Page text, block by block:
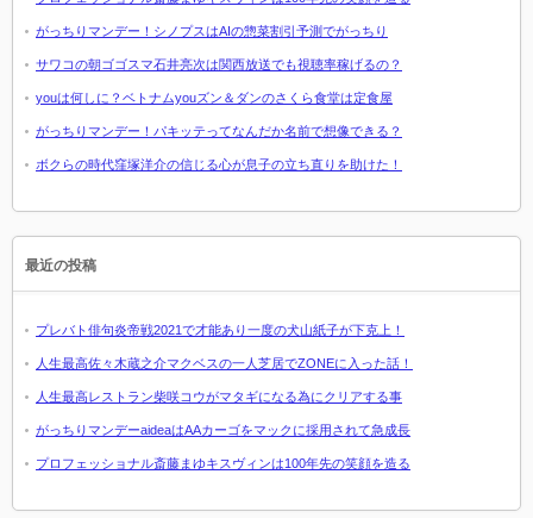
がっちりマンデー！シノプスはAIの惣菜割引予測でがっちり
サワコの朝ゴゴスマ石井亮次は関西放送でも視聴率稼げるの？
youは何しに？ベトナムyouズン＆ダンのさくら食堂は定食屋
がっちりマンデー！パキッテってなんだか名前で想像できる？
ボクらの時代窪塚洋介の信じる心が息子の立ち直りを助けた！
最近の投稿
プレバト俳句炎帝戦2021で才能あり一度の犬山紙子が下克上！
人生最高佐々木蔵之介マクベスの一人芝居でZONEに入った話！
人生最高レストラン柴咲コウがマタギになる為にクリアする事
がっちりマンデーaideaはAAカーゴをマックに採用されて急成長
プロフェッショナル斎藤まゆキスヴィンは100年先の笑顔を造る